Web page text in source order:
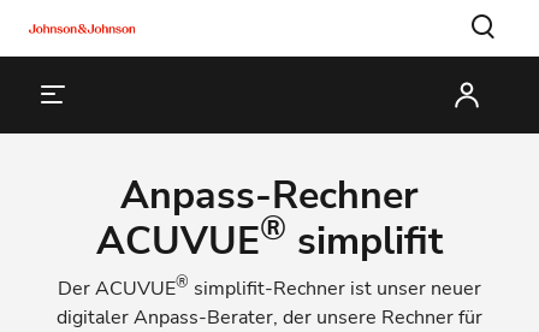
Anpass-Rechner
ACUVUE® simplifit
Der ACUVUE® simplifit-Rechner ist unser neuer
digitaler Anpass-Berater, der unsere Rechner für